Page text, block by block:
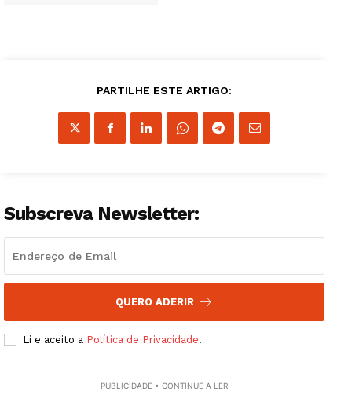
PARTILHE ESTE ARTIGO:
Subscreva Newsletter:
QUERO ADERIR
Li e aceito a Política de Privacidade.
PUBLICIDADE • CONTINUE A LER